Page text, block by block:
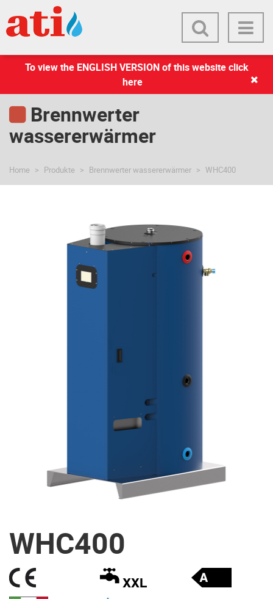
To view the ENGLISH VERSION of this website click
here
Brennwerter
wassererwärmer
Home Produkte Brennwerter wassererwärmer WHC400
WHC400